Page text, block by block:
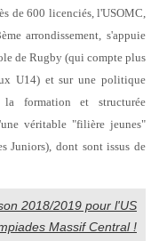
de 600 licenciés, l'USOMC,
arrondissement, s'appuie
de Rugby (qui compte plus
U14) et sur une politique
formation et structurée
véritable "filière jeunes"
Juniors), dont sont issus de
2018/2019 pour l'US
Massif Central !